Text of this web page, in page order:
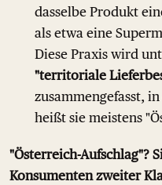
dasselbe Produkt
als etwa eine
Diese Praxis wird
"territoriale
zusammengefasst,
heißt sie meistens
"Österreich-Aufschlag"?
Konsumenten zweiter